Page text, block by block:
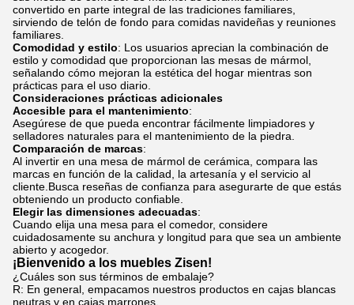
convertido en parte integral de las tradiciones familiares,
sirviendo de telón de fondo para comidas navideñas y reuniones
familiares.
Comodidad y estilo: Los usuarios aprecian la combinación de
estilo y comodidad que proporcionan las mesas de mármol,
señalando cómo mejoran la estética del hogar mientras son
prácticas para el uso diario.
Consideraciones prácticas adicionales
Accesible para el mantenimiento:
Asegúrese de que pueda encontrar fácilmente limpiadores y
selladores naturales para el mantenimiento de la piedra.
Comparación de marcas:
Al invertir en una mesa de mármol de cerámica, compara las
marcas en función de la calidad, la artesanía y el servicio al
cliente.Busca reseñas de confianza para asegurarte de que estás
obteniendo un producto confiable.
Elegir las dimensiones adecuadas:
Cuando elija una mesa para el comedor, considere
cuidadosamente su anchura y longitud para que sea un ambiente
abierto y acogedor.
¡Bienvenido a los muebles Zisen!
¿Cuáles son sus términos de embalaje?
R: En general, empacamos nuestros productos en cajas blancas
neutras y en cajas marrones.